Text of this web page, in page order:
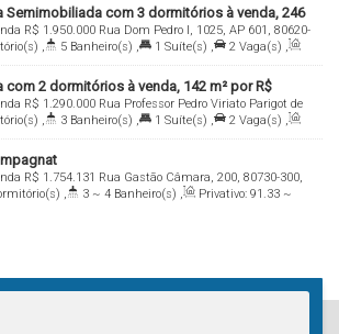
Semimobiliada com 3 dormitórios à venda, 246
1.950.000 - Água Verde - Curitiba/PR
R$ 1.950.000 Rua Dom Pedro I, 1025, AP 601, 80620-
Curitiba, Paraná, Brasil
, 5 Banheiro(s) , 1 Suíte(s) , 2 Vaga(s) ,
m²
com 2 dormitórios à venda, 142 m² por R$
- Ecoville - Curitiba/PR
R$ 1.290.000 Rua Professor Pedro Viriato Parigot de
Torre A, 81200-452, Ecoville, Curitiba, Paraná, Brasil
, 3 Banheiro(s) , 1 Suíte(s) , 2 Vaga(s) ,
m²
R$ 1.754.131 Rua Gastão Câmara, 200, 80730-300,
Paraná, Brasil
, 3 ~ 4 Banheiro(s) , Privativo: 91 .33 ~